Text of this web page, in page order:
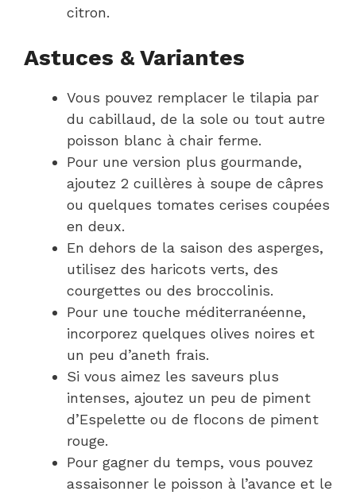
citron.
Astuces & Variantes
Vous pouvez remplacer le tilapia par
du cabillaud, de la sole ou tout autre
poisson blanc à chair ferme.
Pour une version plus gourmande,
ajoutez 2 cuillères à soupe de câpres
ou quelques tomates cerises coupées
en deux.
En dehors de la saison des asperges,
utilisez des haricots verts, des
courgettes ou des broccolinis.
Pour une touche méditerranéenne,
incorporez quelques olives noires et
un peu d’aneth frais.
Si vous aimez les saveurs plus
intenses, ajoutez un peu de piment
d’Espelette ou de flocons de piment
rouge.
Pour gagner du temps, vous pouvez
assaisonner le poisson à l’avance et le